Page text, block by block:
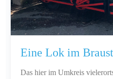
Eine Lok im
Das hier im Umkreis